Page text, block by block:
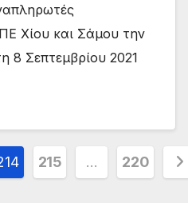
Χίου και Σάμου την
8 Σεπτεμβρίου 2021
215 … 220